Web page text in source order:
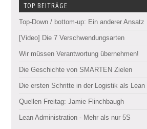
TOP BEITRÄGE
Top-Down / bottom-up: Ein anderer Ansatz
[Video] Die 7 Verschwendungsarten
Wir müssen Verantwortung übernehmen!
Die Geschichte von SMARTEN Zielen
Die ersten Schritte in der Logistik als Lean
Quellen Freitag: Jamie Flinchbaugh
Lean Administration - Mehr als nur 5S